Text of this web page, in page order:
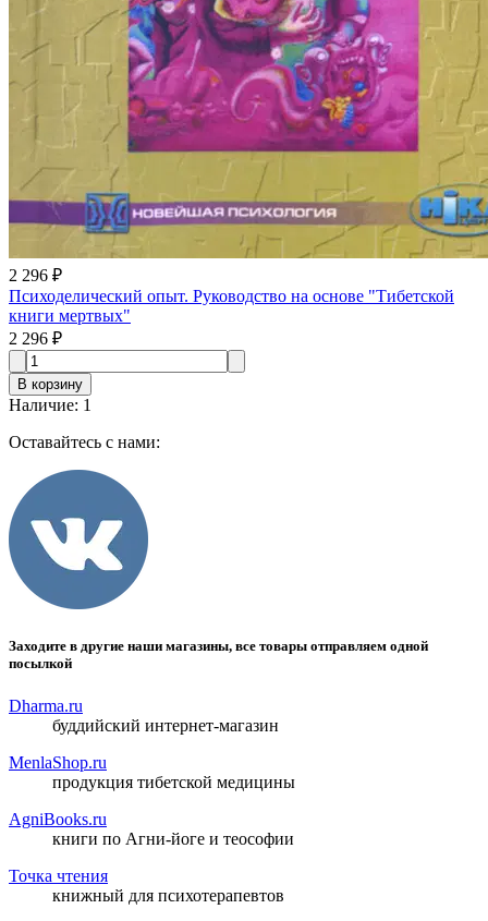
2 296 ₽
Психоделический опыт. Руководство на основе "Тибетской
книги мертвых"
2 296 ₽
В корзину
Наличие: 1
Оставайтесь с нами:
Заходите в другие наши магазины, все товары отправляем одной
посылкой
Dharma.ru
буддийский интернет-магазин
MenlaShop.ru
продукция тибетской медицины
AgniBooks.ru
книги по Агни-йоге и теософии
Точка чтения
книжный для психотерапевтов